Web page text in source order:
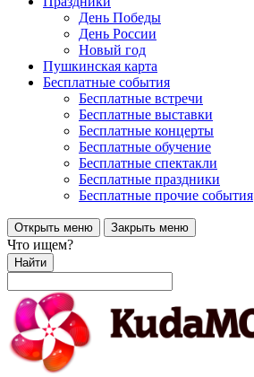
День Победы
День России
Новый год
Пушкинская карта
Бесплатные события
Бесплатные встречи
Бесплатные выставки
Бесплатные концерты
Бесплатные обучение
Бесплатные спектакли
Бесплатные праздники
Бесплатные прочие события
Открыть меню Закрыть меню
Что ищем?
Найти